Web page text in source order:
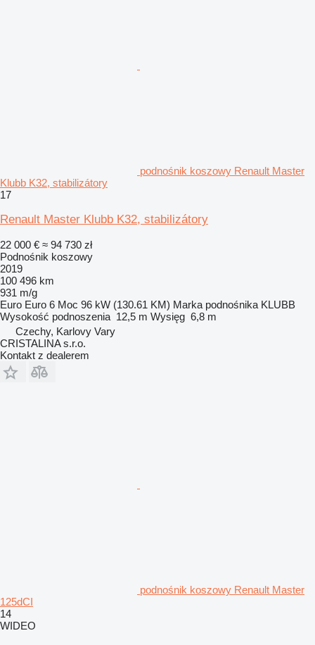
podnośnik koszowy Renault Master
Klubb K32, stabilizátory
17
Renault Master Klubb K32, stabilizátory
22 000 € ≈ 94 730 zł
Podnośnik koszowy
2019
100 496 km
931 m/g
Euro Euro 6 Moc 96 kW (130.61 KM) Marka podnośnika KLUBB
Wysokość podnoszenia 12,5 m Wysięg 6,8 m
Czechy, Karlovy Vary
CRISTALINA s.r.o.
Kontakt z dealerem
podnośnik koszowy Renault Master
125dCI
14
WIDEO